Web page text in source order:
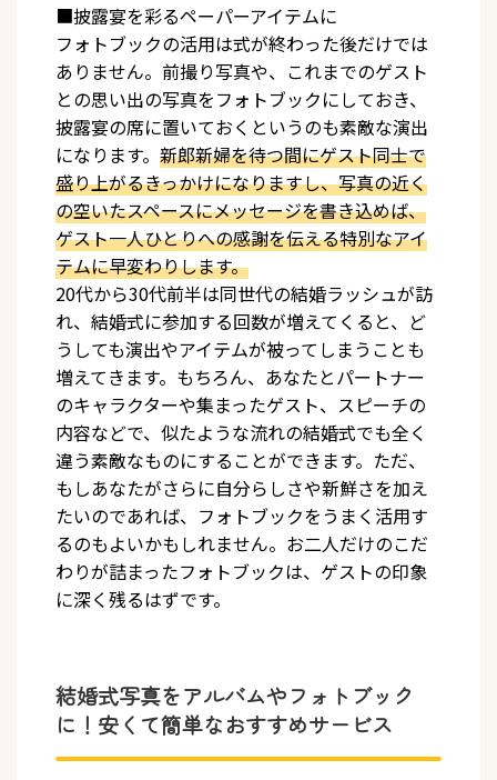
■披露宴を彩るペーパーアイテムに
フォトブックの活用は式が終わった後だけでは
ありません。前撮り写真や、これまでのゲスト
との思い出の写真をフォトブックにしておき、
披露宴の席に置いておくというのも素敵な演出
になります。 新郎新婦を待つ間にゲスト同士で
盛り上がるきっかけになりますし、写真の近く
の空いたスペースにメッセージを書き込めば、
ゲスト一人ひとりへの感謝を伝える特別なアイ
テムに早変わりします。
20代から30代前半は同世代の結婚ラッシュが訪
れ、結婚式に参加する回数が増えてくると、ど
うしても演出やアイテムが被ってしまうことも
増えてきます。もちろん、あなたとパートナー
のキャラクターや集まったゲスト、スピーチの
内容などで、似たような流れの結婚式でも全く
違う素敵なものにすることができます。ただ、
もしあなたがさらに自分らしさや新鮮さを加え
たいのであれば、フォトブックをうまく活用す
るのもよいかもしれません。お二人だけのこだ
わりが詰まったフォトブックは、ゲストの印象
に深く残るはずです。
結婚式写真をアルバムやフォトブック
に！安くて簡単なおすすめサービス